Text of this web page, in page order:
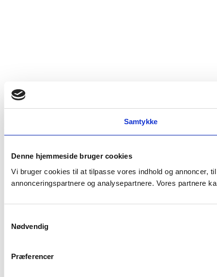
Samtykke
Denne hjemmeside bruger cookies
Vi bruger cookies til at tilpasse vores indhold og annoncer,
annonceringspartnere og analysepartnere. Vores partnere
Nødvendig
Præferencer